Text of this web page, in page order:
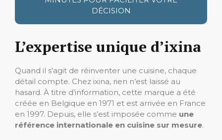
DÉCISION
L’expertise unique d’ixina
Quand il s’agit de réinventer une cuisine, chaque
détail compte. Chez ixina, rien n’est laissé au
hasard. À titre d’information, cette marque a été
créée en Belgique en 1971 et est arrivée en France
en 1997. Depuis, elle s’est imposée comme une
référence internationale en cuisine sur mesure.